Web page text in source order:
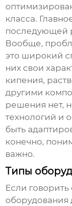
класса.
последующей
Вообще,
это широкий
них свои
кипения,
другими
решения нет,
технологий и
быть
конечно,
важно.
Типы
Если
оборудования